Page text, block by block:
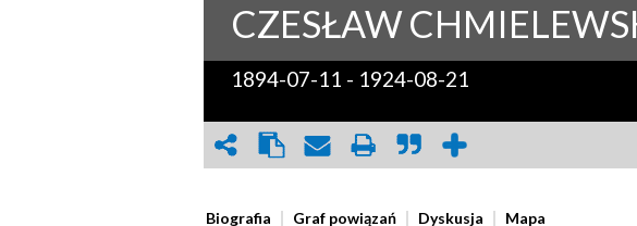
CZESŁAW
1894-07-11 - 1924-08-21
Biografia Graf powiązań Dyskusja Mapa